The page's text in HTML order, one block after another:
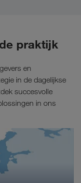
praktijk
en
in de dagelijkse
succesvolle
in ons